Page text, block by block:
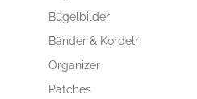
Bügelbilder
Bänder & Kordeln
Organizer
Patches